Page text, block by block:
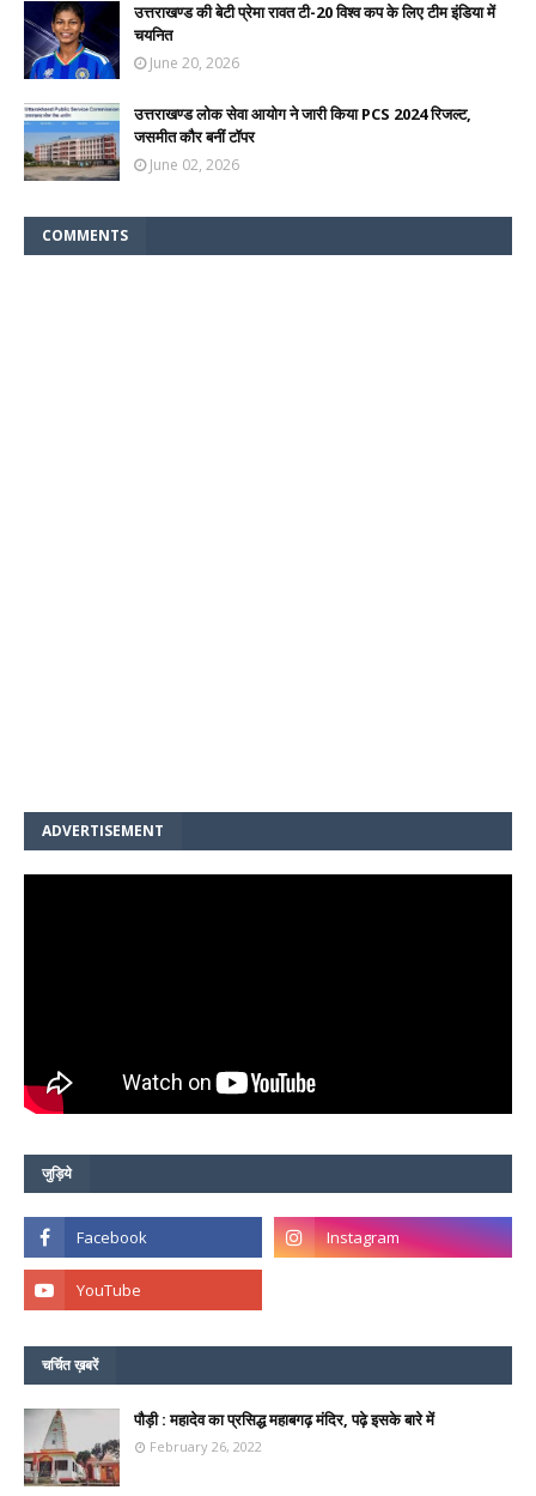
उत्तराखण्ड की बेटी प्रेमा रावत टी-20 विश्व कप के लिए टीम इंडिया में
चयनित
June 20, 2026
उत्तराखण्ड लोक सेवा आयोग ने जारी किया PCS 2024 रिजल्ट,
जसमीत कौर बनीं टॉपर
June 02, 2026
COMMENTS
ADVERTISEMENT
जुड़िये
चर्चित ख़बरें
पौड़ी : महादेव का प्रसिद्ध महाबगढ़ मंदिर, पढ़े इसके बारे में
February 26, 2022